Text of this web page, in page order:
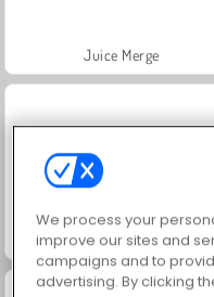
Juice Merge
Family Relics
We process your
improve our sites and
campaigns and to
advertising. By clicking